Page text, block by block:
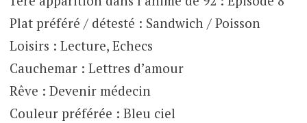
Plat préféré / détesté : Sandwich / Poisson
Loisirs : Lecture, Echecs
Cauchemar : Lettres d’amour
Rêve : Devenir médecin
Couleur préférée : Bleu ciel